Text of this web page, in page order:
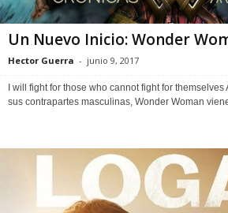
Un Nuevo Inicio: Wonder
Hector Guerra - junio 9, 2017
I will fight for those who cannot fight for
sus contrapartes masculinas, Wonder Woman